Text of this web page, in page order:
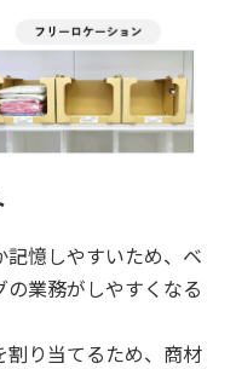
記憶しやすいため、ベ
業務がしやすくなる
割り当てるため、商材